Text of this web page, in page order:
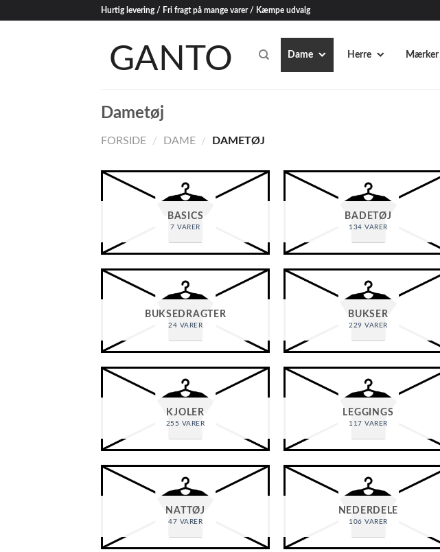
Hurtig levering / Fri fragt på mange varer / Kæmpe udvalg
Dame Herre Mærker
Dametøj
FORSIDE / DAME / DAMETØJ
BASICS
7 VARER
BADETØJ
134 VARER
BUKSEDRAGTER
24 VARER
BUKSER
229 VARER
KJOLER
255 VARER
LEGGINGS
117 VARER
NATTØJ
47 VARER
NEDERDELE
106 VARER